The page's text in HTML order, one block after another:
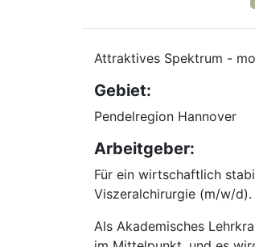
Attraktives Spektrum -
Gebiet:
Pendelregion Hannover
Arbeitgeber:
Für ein wirtschaftlich
Viszeralchirurgie (m/w/d).
Als Akademisches